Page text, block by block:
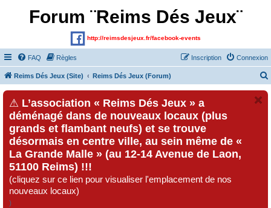
Forum ¨Reims Dés Jeux¨
http://reimsdesjeux.fr/facebook-events
FAQ Règles Connexion
Inscription
Reims Dés Jeux (Site) Reims Dés Jeux (Forum)
⚠ L’association « Reims Dés Jeux » a
déménagé dans de nouveaux locaux (plus
grands et flambant neufs) et se trouve
désormais en centre ville, au sein même de «
La Grande Malle » (au 12-14 Avenue de Laon,
51100 Reims) !!!
(cliquez sur ce lien pour visualiser l'emplacement de nos
nouveaux locaux)
)